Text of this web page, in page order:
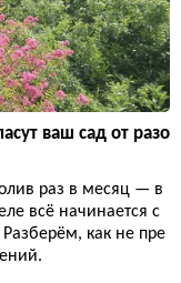
ваш сад от разо
раз в месяц — в
всё начинается с
как не пре